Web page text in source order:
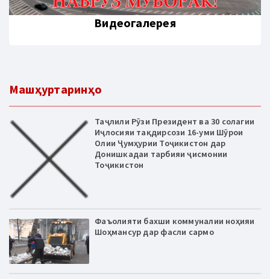
Видеогалерея
Машҳуртаринҳо
Таҷлили Рӯзи Президент ва 30 солагии
Иҷлосияи тақдирсози 16-уми Шӯрои
Олии Ҷумҳурии Тоҷикистон дар
Донишкадаи тарбияи ҷисмонии
Тоҷикистон
Фаъолияти бахши коммуналии ноҳияи
Шоҳмансур дар фасли сармо